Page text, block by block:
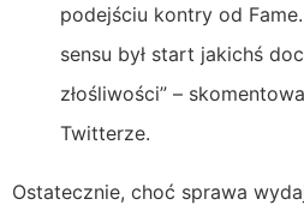
podejściu kontry od
sensu był start jakichś
złośliwości” –
Twitterze.
Ostatecznie, choć sprawa